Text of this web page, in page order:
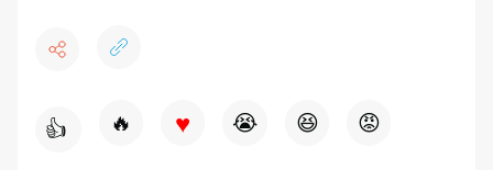
👍 🔥 ♥ 😭 😆 😡